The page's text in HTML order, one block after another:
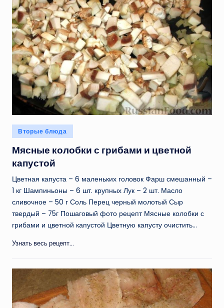
Опубликовано
в
Вторые блюда
Мясные колобки с грибами и цветной
капустой
Цветная капуста – 6 маленьких головок Фарш смешанный –
1 кг Шампиньоны – 6 шт. крупных Лук – 2 шт. Масло
сливочное – 50 г Соль Перец черный молотый Сыр
твердый – 75г Пошаговый фото рецепт Мясные колобки с
грибами и цветной капустой Цветную капусту очистить…
Узнать весь рецепт...